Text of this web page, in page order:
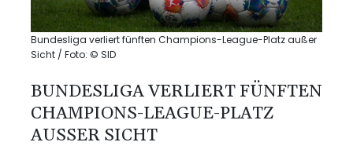
Bundesliga verliert fünften Champions-League-Platz außer
Sicht / Foto: © SID
BUNDESLIGA VERLIERT FÜNFTEN
CHAMPIONS-LEAGUE-PLATZ
AUSSER SICHT